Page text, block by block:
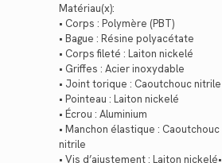
Matériau(x):
• Corps : Polymère (PBT)
• Bague : Résine polyacétate
• Corps fileté : Laiton nickelé
• Griffes : Acier inoxydable
• Joint torique : Caoutchouc nitrile
• Pointeau : Laiton nickelé
• Écrou : Aluminium
• Manchon élastique : Caoutchouc
nitrile
• Vis d’ajustement : Laiton nickelé•